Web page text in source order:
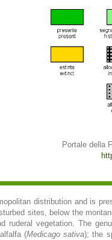
Portale della
distribution and is
sites, below the
ruderal vegetation. The
(Medicago sativa); the